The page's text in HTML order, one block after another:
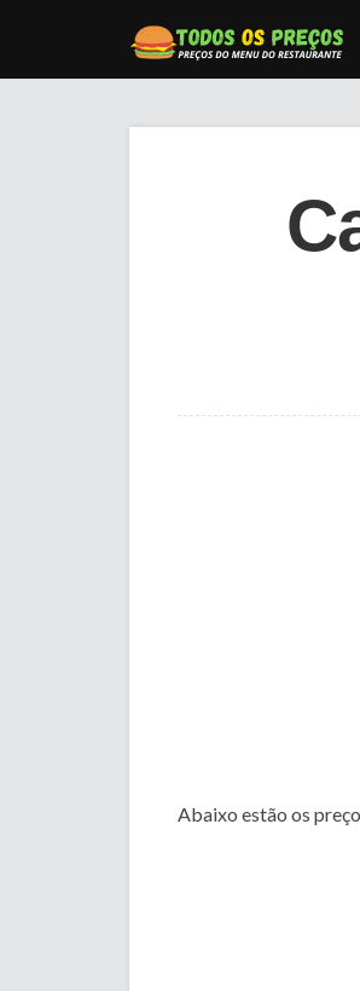
Abaixo estão os